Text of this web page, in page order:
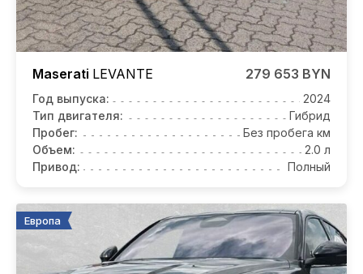
Maserati LEVANTE 279 653 BYN
Год выпуска:
2024
Тип двигателя:
Гибрид
Пробег:
Без пробега км
Объем:
2.0 л
Привод:
Полный
Европа